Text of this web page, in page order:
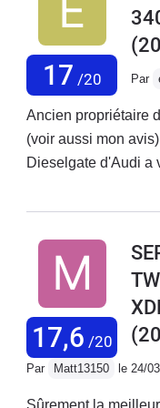
17 /20 Par
Ancien propriétaire
(voir aussi mon
Dieselgate d'Audi a
reparamétrée), je
concurrence. Là,
BMW Vélizy a
(merci au malus
truffée d'options.
tapent quand même
asymétrique), je me
fabuleuse : confort
17,6 /20
Par Matt13150 le 24/
Sûrement la